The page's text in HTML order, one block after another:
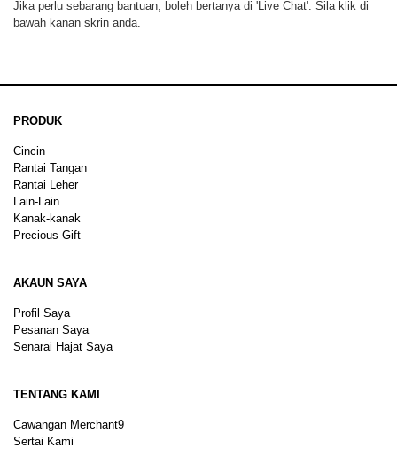
Jika perlu sebarang bantuan, boleh bertanya di 'Live Chat'. Sila klik di
bawah kanan skrin anda.
PRODUK
Cincin
Rantai Tangan
Rantai Leher
Lain-Lain
Kanak-kanak
Precious Gift
AKAUN SAYA
Profil Saya
Pesanan Saya
Senarai Hajat Saya
TENTANG KAMI
Cawangan Merchant9
Sertai Kami